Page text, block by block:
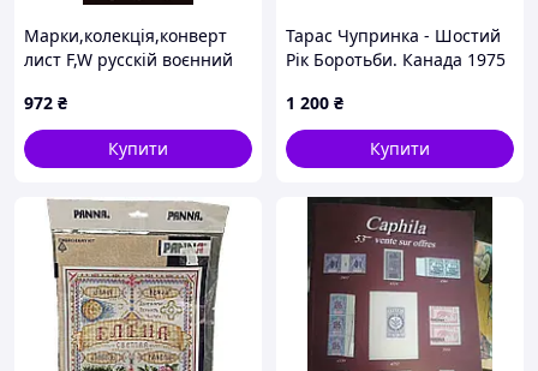
Марки,колекція,конверт
лист F,W русскій воєнний
972 ₴
Купити
Тарас Чупринка - Шостий
Рік Боротьби. Канада 1975
1 200 ₴
Купити